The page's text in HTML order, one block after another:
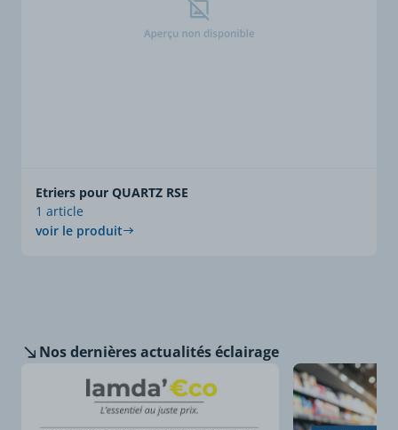
Etriers pour QUARTZ RSE
1 article
voir le produit
Nos dernièresactualités éclairage